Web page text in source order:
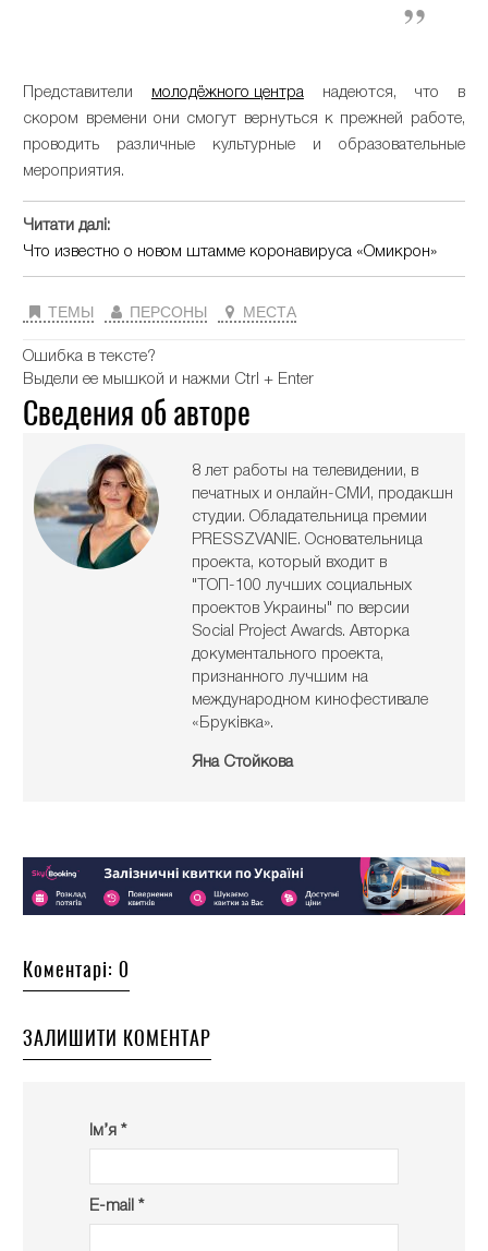
Представители молодёжного центранадеются, что в
скором времени они смогут вернуться к прежней работе,
проводить различные культурные и образовательные
мероприятия.
Читати далі:
Что известно о новом штамме коронавируса «Омикрон»
ТЕМЫ ПЕРСОНЫ МЕСТА
Ошибка в тексте?
Выдели ее мышкой и нажми Ctrl + Enter
Сведения об авторе
8 лет работы на телевидении, в
печатных и онлайн-СМИ, продакшн
студии. Обладательница премии
PRESSZVANIE. Основательница
проекта, который входит в
"ТОП-100 лучших социальных
проектов Украины" по версии
Social Project Awards. Авторка
документального проекта,
признанного лучшим на
международном кинофестивале
«Бруківка».
Яна Стойкова
Коментарі: 0
ЗАЛИШИТИ КОМЕНТАР
Ім’я *
E-mail *